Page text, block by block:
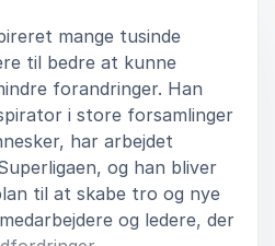
til at starte med - men man
med og lære ham og hans
hele fordraget synes jeg
Derudover synes jeg han
og gav meget stof til
Kowalski
mange tusinde
til bedre at kunne
forandringer. Han
i store forsamlinger
har arbejdet
og han bliver
til at skabe tro og nye
og ledere, der